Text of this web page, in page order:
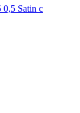
Satin с